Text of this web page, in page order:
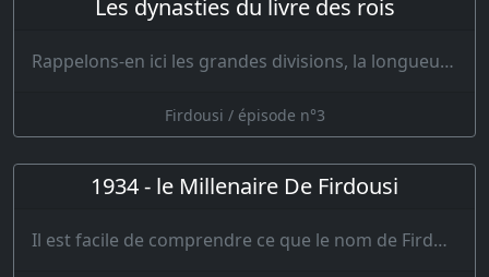
Les dynasties du livre des rois
Rappelons-en ici les grandes divisions, la longueur consacrée à chacune étant très inég…
Firdousi / épisode n°3
1934 - le Millenaire De Firdousi
Il est facile de comprendre ce que le nom de Firdousi représente aujourd'hui pour nos …